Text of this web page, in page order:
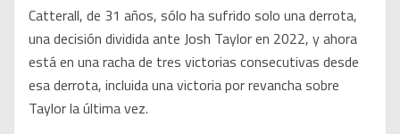
Catterall, de 31 años, sólo ha sufrido solo una derrota,
una decisión dividida ante Josh Taylor en 2022, y ahora
está en una racha de tres victorias consecutivas desde
esa derrota, incluida una victoria por revancha sobre
Taylor la última vez.